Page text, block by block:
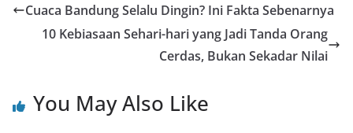
Cuaca Bandung Selalu Dingin? Ini Fakta Sebenarnya
10 Kebiasaan Sehari-hari yang Jadi Tanda Orang
Cerdas, Bukan Sekadar Nilai
You May Also Like